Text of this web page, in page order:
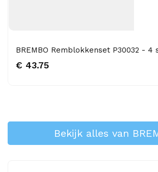
BREMBO Remblokkenset P30032 - 4
€ 43.75
Bekijk alles van